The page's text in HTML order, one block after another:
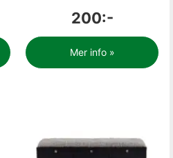
200:-
Mer info »